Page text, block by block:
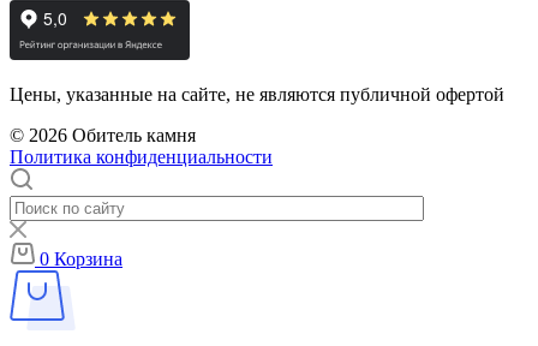
Цены, указанные на сайте, не являются публичной офертой
© 2026 Обитель камня
Политика конфиденциальности
0 Корзина